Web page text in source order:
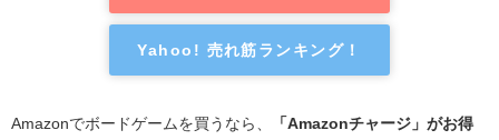
Yahoo! 売れ筋ランキング！
Amazonでボードゲームを買うなら、
「Amazonチャージ」がお得